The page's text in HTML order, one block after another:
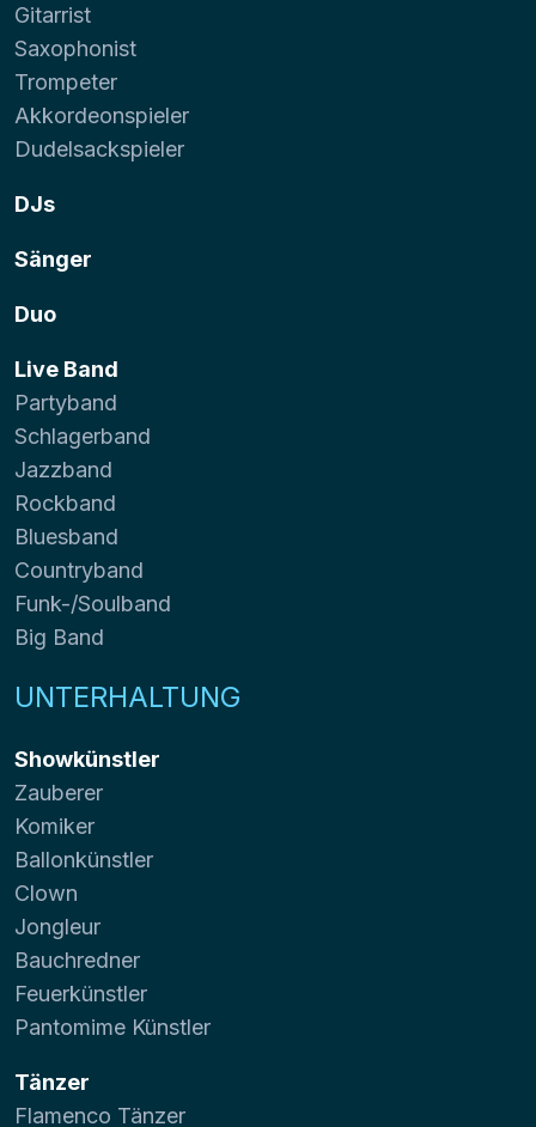
Gitarrist
Saxophonist
Trompeter
Akkordeonspieler
Dudelsackspieler
DJs
Sänger
Duo
Live Band
Partyband
Schlagerband
Jazzband
Rockband
Bluesband
Countryband
Funk-/Soulband
Big Band
UNTERHALTUNG
Showkünstler
Zauberer
Komiker
Ballonkünstler
Clown
Jongleur
Bauchredner
Feuerkünstler
Pantomime Künstler
Tänzer
Flamenco Tänzer